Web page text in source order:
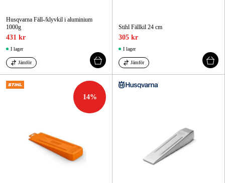
Husqvarna Fäll-/klyvkil i aluminium
1000g
431 kr
I lager
Jämför
Stihl Fällkil 24 cm
305 kr
I lager
Jämför
14%